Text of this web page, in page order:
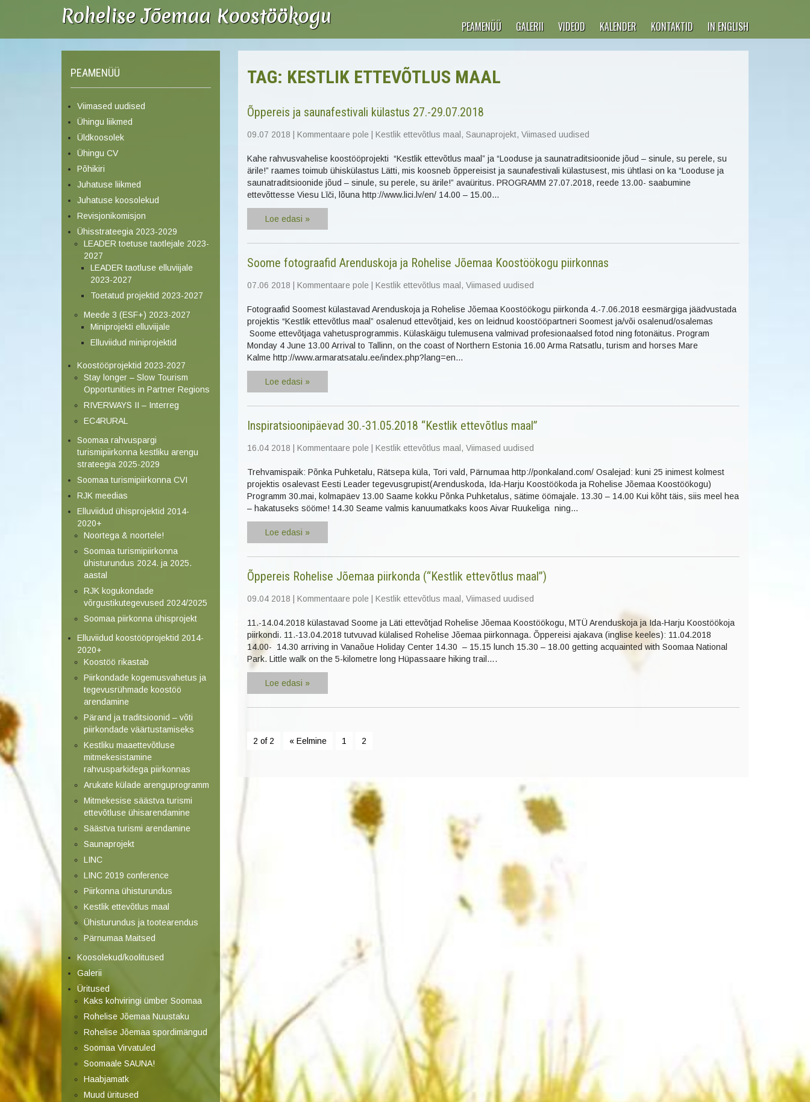
Rohelise Jõemaa Koostöökogu PEAMENÜÜ GALERII VIDEOD KALENDER KONTAKTID IN ENGLISH
PEAMENÜÜ
Viimased uudised
Ühingu liikmed
Üldkoosolek
Ühingu CV
Põhikiri
Juhatuse liikmed
Juhatuse koosolekud
Revisjonikomisjon
Ühisstrateegia 2023-2029
LEADER toetuse taotlejale 2023-
2027
LEADER taotluse elluviijale
2023-2027
Toetatud projektid 2023-2027
Meede 3 (ESF+) 2023-2027
Miniprojekti elluviijale
Elluviidud miniprojektid
Koostööprojektid 2023-2027
Stay longer – Slow Tourism
Opportunities in Partner Regions
RIVERWAYS II – Interreg
EC4RURAL
Soomaa rahvuspargi
turismipiirkonna kestliku arengu
strateegia 2025-2029
Soomaa turismipiirkonna CVI
RJK meedias
Elluviidud ühisprojektid 2014-
2020+
Noortega & noortele!
Soomaa turismipiirkonna
ühisturundus 2024. ja 2025.
aastal
RJK kogukondade
võrgustikutegevused 2024/2025
Soomaa piirkonna ühisprojekt
Elluviidud koostööprojektid 2014-
2020+
Koostöö rikastab
Piirkondade kogemusvahetus ja
tegevusrühmade koostöö
arendamine
Pärand ja traditsioonid – võti
piirkondade väärtustamiseks
Kestliku maaettevõtluse
mitmekesistamine
rahvusparkidega piirkonnas
Arukate külade arenguprogramm
Mitmekesise säästva turismi
ettevõtluse ühisarendamine
Säästva turismi arendamine
Saunaprojekt
LINC
LINC 2019 conference
Piirkonna ühisturundus
Kestlik ettevõtlus maal
Ühisturundus ja tootearendus
Pärnumaa Maitsed
Koosolekud/koolitused
Galerii
Üritused
Kaks kohviringi ümber Soomaa
Rohelise Jõemaa Nuustaku
Rohelise Jõemaa spordimängud
Soomaa Virvatuled
Soomaale SAUNA!
Haabjamatk
Muud üritused
TAG: KESTLIK ETTEVÕTLUS MAAL
Õppereis ja saunafestivali külastus 27.-29.07.2018
09.07 2018 Kommentaare pole Kestlik ettevõtlus maal , Saunaprojekt, Viimased uudised
Kahe rahvusvahelise koostööprojekti “Kestlik ettevõtlus maal” ja “Looduse ja saunatraditsioonide jõud – sinule, su perele, su
ärile!” raames toimub ühiskülastus Lätti, mis koosneb õppereisist ja saunafestivali külastusest, mis ühtlasi on ka “Looduse ja
saunatraditsioonide jõud – sinule, su perele, su ärile!” avaüritus. PROGRAMM 27.07.2018, reede 13.00- saabumine
ettevõttesse Viesu Līči, lõuna http://www.lici.lv/en/ 14.00 – 15.00…
Loe edasi »
Soome fotograafid Arenduskoja ja Rohelise Jõemaa Koostöökogu piirkonnas
07.06 2018 Kommentaare pole Kestlik ettevõtlus maal , Viimased uudised
Fotograafid Soomest külastavad Arenduskoja ja Rohelise Jõemaa Koostöökogu piirkonda 4.-7.06.2018 eesmärgiga jäädvustada
projektis “Kestlik ettevõtlus maal” osalenud ettevõtjaid, kes on leidnud koostööpartneri Soomest ja/või osalenud/osalemas
Soome ettevõtjaga vahetusprogrammis. Külaskäigu tulemusena valmivad profesionaalsed fotod ning fotonäitus. Program
Monday 4 June 13.00 Arrival to Tallinn, on the coast of Northern Estonia 16.00 Arma Ratsatlu, turism and horses Mare
Kalme http://www.armaratsatalu.ee/index.php?lang=en…
Loe edasi »
Inspiratsioonipäevad 30.-31.05.2018 “Kestlik ettevõtlus maal”
16.04 2018 Kommentaare pole Kestlik ettevõtlus maal , Viimased uudised
Trehvamispaik: Põnka Puhketalu, Rätsepa küla, Tori vald, Pärnumaa http://ponkaland.com/ Osalejad: kuni 25 inimest kolmest
projektis osalevast Eesti Leader tegevusgrupist(Arenduskoda, Ida-Harju Koostöökoda ja Rohelise Jõemaa Koostöökogu)
Programm 30.mai, kolmapäev 13.00 Saame kokku Põnka Puhketalus, sätime öömajale. 13.30 – 14.00 Kui kõht täis, siis meel hea
– hakatuseks sööme! 14.30 Seame valmis kanuumatkaks koos Aivar Ruukeliga ning…
Loe edasi »
Õppereis Rohelise Jõemaa piirkonda (“Kestlik ettevõtlus maal”)
09.04 2018 Kommentaare pole Kestlik ettevõtlus maal , Viimased uudised
11.-14.04.2018 külastavad Soome ja Läti ettevõtjad Rohelise Jõemaa Koostöökogu, MTÜ Arenduskoja ja Ida-Harju Koostöökoja
piirkondi. 11.-13.04.2018 tutvuvad külalised Rohelise Jõemaa piirkonnaga. Õppereisi ajakava (inglise keeles): 11.04.2018
14.00- 14.30 arriving in Vanaõue Holiday Center 14.30 – 15.15 lunch 15.30 – 18.00 getting acquainted with Soomaa National
Park. Little walk on the 5-kilometre long Hüpassaare hiking trail….
Loe edasi »
2 of 2 « Eelmine 1 2